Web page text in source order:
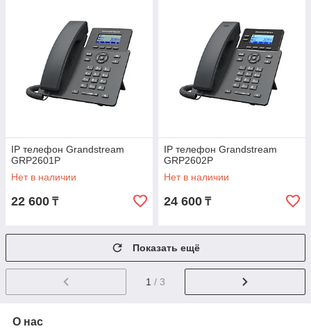
IP телефон Grandstream
GRP2601P
Нет в наличии
22 600 ₸
IP телефон Grandstream
GRP2602P
Нет в наличии
24 600 ₸
Показать ещё
1 / 3
О нас